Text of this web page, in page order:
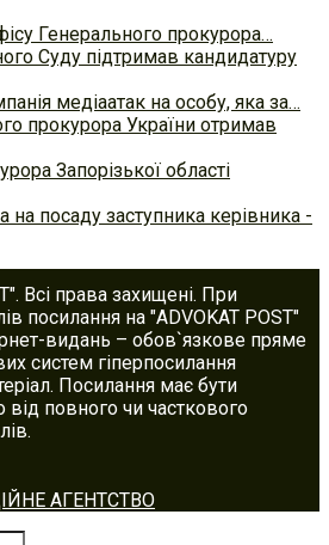
Генерального прокурора…
Суду підтримав кандидатуру
медіаатак на особу, яка за…
прокурора України отримав
Запорізької області
на посаду заступника керівника -
Всі права захищені. При
посилання на "ADVOKAT POST"
видань – обов`язкове пряме
систем гіперпосилання
Посилання має бути
повного чи часткового
АГЕНТСТВО